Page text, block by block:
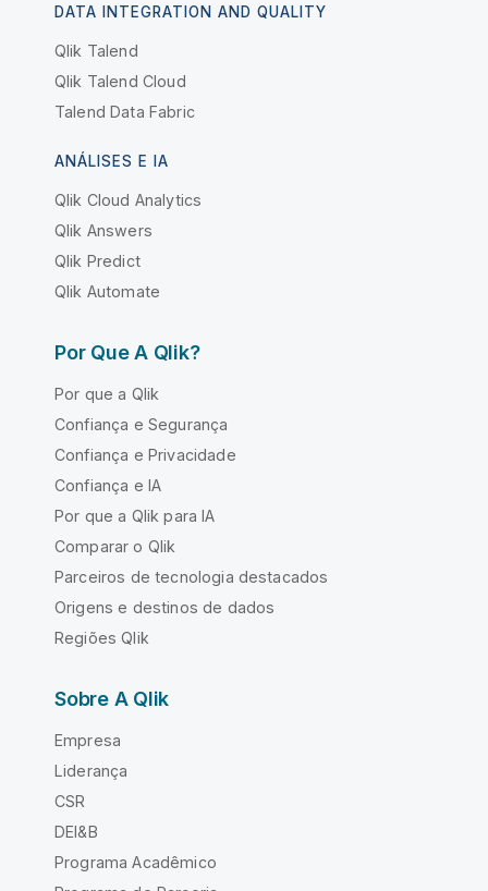
DATA INTEGRATION AND QUALITY
Qlik Talend
Qlik Talend Cloud
Talend Data Fabric
ANÁLISES E IA
Qlik Cloud Analytics
Qlik Answers
Qlik Predict
Qlik Automate
Por Que A Qlik?
Por que a Qlik
Confiança e Segurança
Confiança e Privacidade
Confiança e IA
Por que a Qlik para IA
Comparar o Qlik
Parceiros de tecnologia destacados
Origens e destinos de dados
Regiões Qlik
Sobre A Qlik
Empresa
Liderança
CSR
DEI&B
Programa Acadêmico